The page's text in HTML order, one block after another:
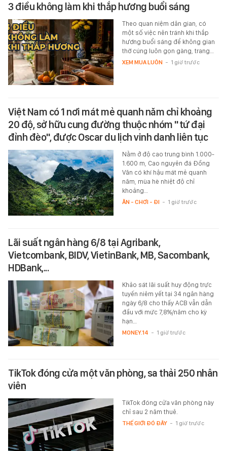
3 điều không làm khi thắp hương buổi sáng
Theo quan niệm dân gian, có
một số việc nên tránh khi thắp
hương buổi sáng để không gian
thờ cúng luôn gọn gàng, trang…
XEM MUA LUÔN - 1 giờ trước
Việt Nam có 1 nơi mát mẻ quanh năm chỉ khoảng
20 độ, sở hữu cung đường thuộc nhóm "tứ đại
đỉnh đèo", được Oscar du lịch vinh danh liên tục
Nằm ở độ cao trung bình 1.000-
1.600 m, Cao nguyên đá Đồng
Văn có khí hậu mát mẻ quanh
năm, mùa hè nhiệt độ chỉ
khoảng…
ĂN - CHƠI - ĐI - 1 giờ trước
Lãi suất ngân hàng 6/8 tại Agribank,
Vietcombank, BIDV, VietinBank, MB, Sacombank,
HDBank,...
Khảo sát lãi suất huy động trực
tuyến niêm yết tại 34 ngân hàng
ngày 6/8 cho thấy ACB vẫn dẫn
đầu với mức 7,8%/năm cho kỳ
hạn…
MONEY.14 - 1 giờ trước
TikTok đóng cửa một văn phòng, sa thải 250 nhân
viên
TikTok đóng cửa văn phòng này
chỉ sau 2 năm thuê.
THẾ GIỚI ĐÓ ĐÂY - 1 giờ trước